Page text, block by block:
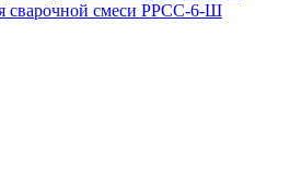
сварочной смеси РРСС-6-Ш